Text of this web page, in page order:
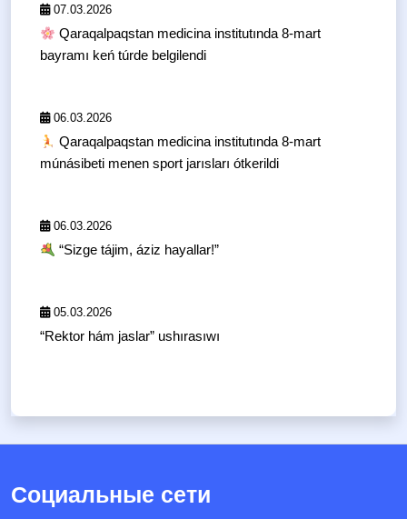
07.03.2026
Qaraqalpaqstan medicina institutında 8-mart
bayramı keń túrde belgilendi
06.03.2026
Qaraqalpaqstan medicina institutında 8-mart
múnásibeti menen sport jarısları ótkerildi
06.03.2026
“Sizge tájim, áziz hayallar!”
05.03.2026
“Rektor hám jaslar” ushırasıwı
Социальные сети